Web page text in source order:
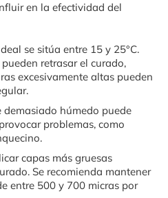
en la efectividad del
se sitúa entre 15 y 25°C.
retrasar el curado,
excesivamente altas pueden
demasiado húmedo puede
problemas, como
capas más gruesas
Se recomienda mantener
entre 500 y 700 micras por